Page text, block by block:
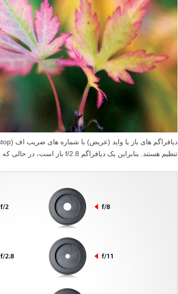
برای مشاهده در اندازه بزرگ روی تصویر فوق کلیک نمایید.
به من یادآوری کن که منظور از «دیافراگم باز» چیست…